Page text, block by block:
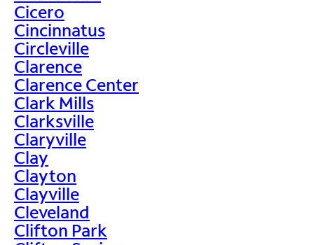
Cicero
Cincinnatus
Circleville
Clarence
Clarence Center
Clark Mills
Clarksville
Claryville
Clay
Clayton
Clayville
Cleveland
Clifton Park